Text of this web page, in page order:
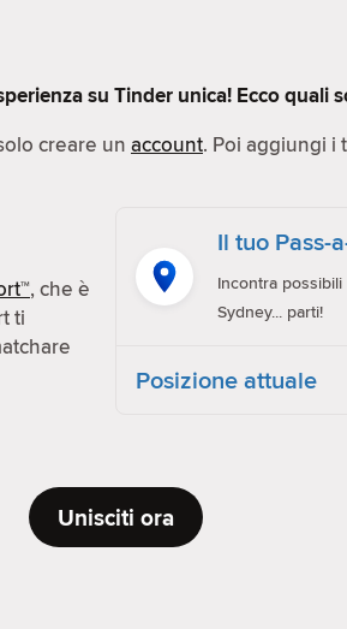
su Tinder unica! Ecco quali
creare un account. Poi aggiungi i
, che è
ti
Il tuo Pass-
Incontra
Sydney... parti!
Posizione attuale
Unisciti ora